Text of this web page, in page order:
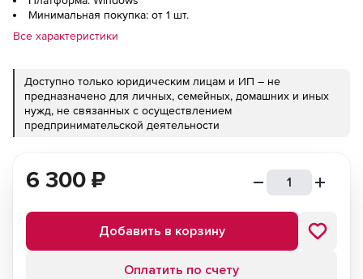
Минимальная покупка: от 1 шт.
Все характеристики
Доступно только юридическим лицам и ИП – не
предназначено для личных, семейных, домашних и иных
нужд, не связанных с осуществлением
предпринимательской деятельности
6 300 ₽
Добавить в корзину
Оплатить по счету